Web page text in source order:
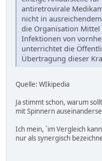
antiretrovirale
nicht in
die Organisation
Infektionen von
unterrichtet die
Übertragung dieser
Quelle: WIkipedia
Ja stimmt schon, warum
mit Spinnern
Ich mein, `im Vergleich
nur als synergisch